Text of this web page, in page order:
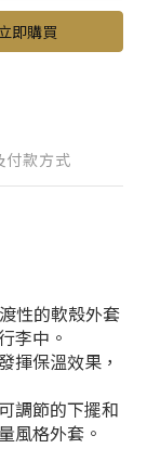
即購買
付款方式
性的軟殼外套
李中。
揮保溫效果，
調節的下擺和
風格外套。